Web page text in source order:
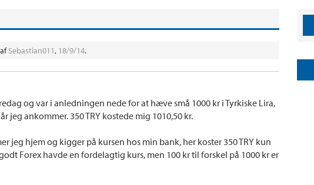
Sebastian011, 18/9/14.
og var i anledningen nede for at hæve små 1000 kr i Tyrkiske Lira,
jeg ankommer. 350 TRY kostede mig 1010,50 kr.
jeg hjem og kigger på kursen hos min bank, her koster 350 TRY kun
Forex havde en fordelagtig kurs, men 100 kr til forskel på 1000 kr er